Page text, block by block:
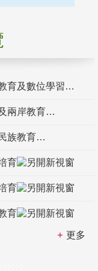
育及數位學習
兩岸教育
族教育
育
育
育
更多